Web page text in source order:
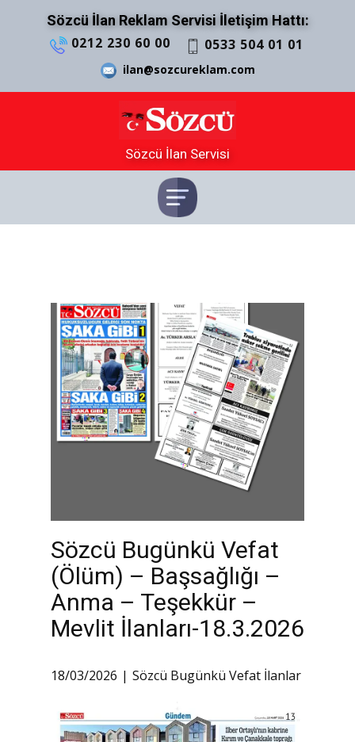
Sözcü İlan Reklam Servisi İletişim Hattı:
0212 230 60 00 0533 504 01 01
ilan@sozcureklam.com
Sözcü İlan Servisi
Sözcü Bugünkü Vefat
(Ölüm) – Başsağlığı –
Anma – Teşekkür –
Mevlit İlanları-18.3.2026
18/03/2026 Sözcü Bugünkü Vefat İlanlar